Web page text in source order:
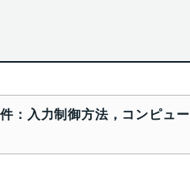
：入力制御方法，コンピュー